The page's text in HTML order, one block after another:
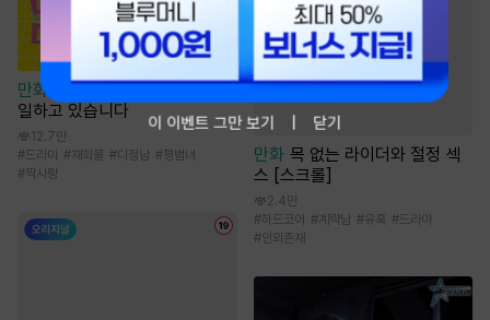
만화
야쿠자 때문에 목욕탕에서
일하고 있습니다
12.7만
#드라마 # 재회물 #다정남 #평범녀
#짝사랑
만화 목 없는 라이더와 절정 섹
스 [스크롤]
2.4만
#하드코어 #계략남 #유혹 #드라마
#인외존재
이 이벤트 그만 보기 닫기